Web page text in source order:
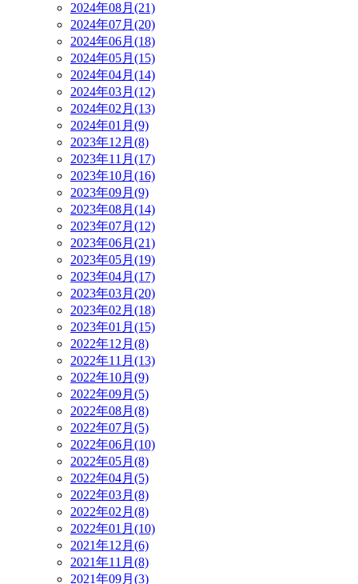
2024年08月(21)
2024年07月(20)
2024年06月(18)
2024年05月(15)
2024年04月(14)
2024年03月(12)
2024年02月(13)
2024年01月(9)
2023年12月(8)
2023年11月(17)
2023年10月(16)
2023年09月(9)
2023年08月(14)
2023年07月(12)
2023年06月(21)
2023年05月(19)
2023年04月(17)
2023年03月(20)
2023年02月(18)
2023年01月(15)
2022年12月(8)
2022年11月(13)
2022年10月(9)
2022年09月(5)
2022年08月(8)
2022年07月(5)
2022年06月(10)
2022年05月(8)
2022年04月(5)
2022年03月(8)
2022年02月(8)
2022年01月(10)
2021年12月(6)
2021年11月(8)
2021年09月(3)